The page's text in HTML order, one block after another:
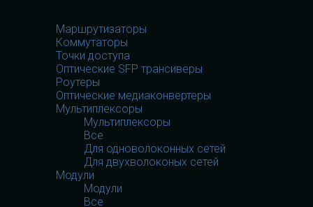
Маршрутизаторы
Коммутаторы
Точки доступа
Оптические SFP трансиверы
Роутеры
Оптические медиаконвертеры
Мультиплексоры
Мультиплексоры
Все
Для одноволоконных сетей
Для двухволоконых сетей
Модули
Модули
Все